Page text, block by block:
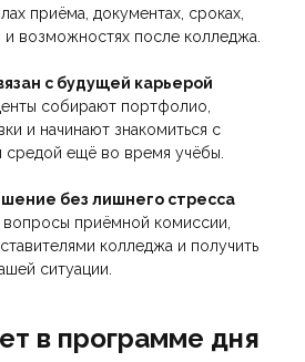
приёма, документах, сроках,
и возможностях после колледжа.
с будущей карьерой
собирают портфолио,
и начинают знакомиться с
средой ещё во время учёбы.
без лишнего стресса
приёмной комиссии,
колледжа и получить
ситуации.
в программе дня